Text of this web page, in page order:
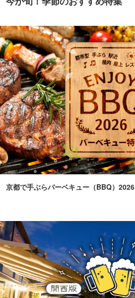
京都で手ぶらバーベキュー（BBQ）2026